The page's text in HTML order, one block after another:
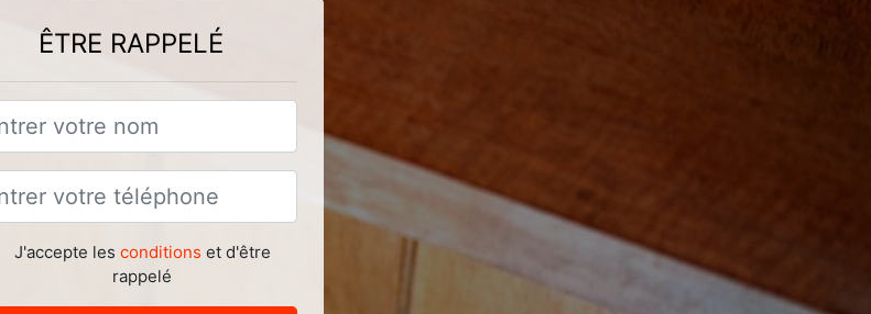
ÊTRE RAPPELÉ
J'accepte les conditions et d'être
rappelé